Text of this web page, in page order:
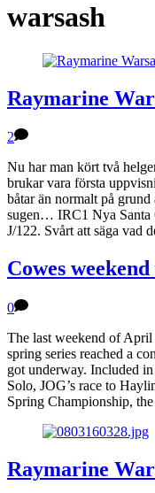
warsash
Raymarine
2
Nu har man kört två
brukar vara första
båtar än normalt på
sugen… IRC1 Nya Santa
J/122. Svårt att säga vad
Cowes
0
The last weekend of
spring series reached a
got underway. Included
Solo, JOG’s race to
Spring Championship,
Raymarine